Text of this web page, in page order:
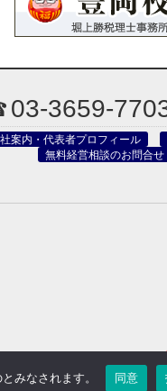
03-3659-
案内・代表者プロフィール
無料経営相談のお問合せ
みなされます。 同意